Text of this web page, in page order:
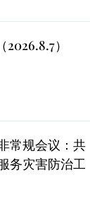
）
常规会议：共
务灾害防治工